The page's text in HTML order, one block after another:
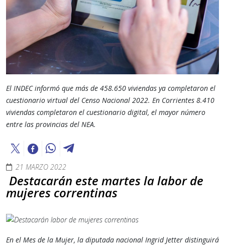
El INDEC informó que más de 458.650 viviendas ya completaron el
cuestionario virtual del Censo Nacional 2022. En Corrientes 8.410
viviendas completaron el cuestionario digital, el mayor número
entre las provincias del NEA.
21 MARZO 2022
Destacarán este martes la labor de
mujeres correntinas
En el Mes de la Mujer, la diputada nacional Ingrid Jetter distinguirá